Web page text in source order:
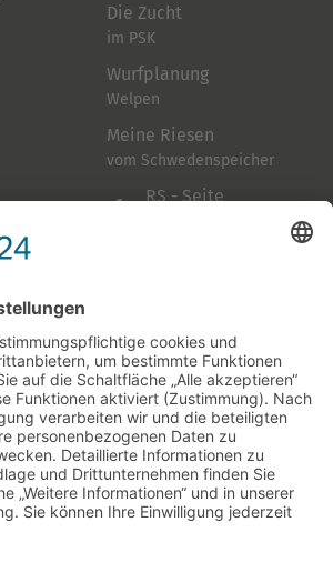
Die Zucht
im PSK
Wurfplanung
Welpen
Meine Riesen
vom Schwedenspeicher
RS - Seite
& Vorab-Überweisung
Mehrwertsteuer zzgl.